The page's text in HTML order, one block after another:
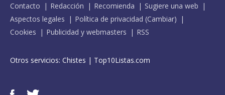
Contacto Redacción Recomienda
Sugiere una web
Aspectos legales
Política de privacidad (Cambiar)
Cookies
Publicidad y webmasters RSS
Otros servicios: Chistes | Top10Listas.com